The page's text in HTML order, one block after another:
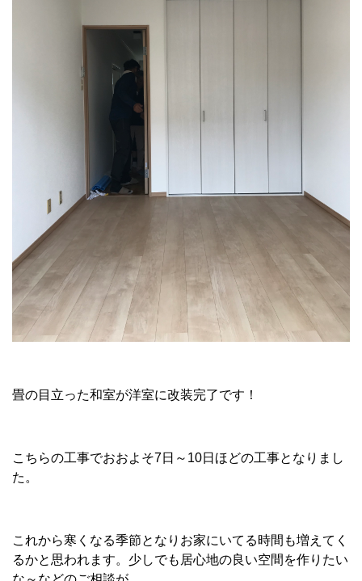
畳の目立った和室が洋室に改装完了です！
こちらの工事でおおよそ7日～10日ほどの工事となりまし
た。
これから寒くなる季節となりお家にいてる時間も増えてく
るかと思われます。少しでも居心地の良い空間を作りたい